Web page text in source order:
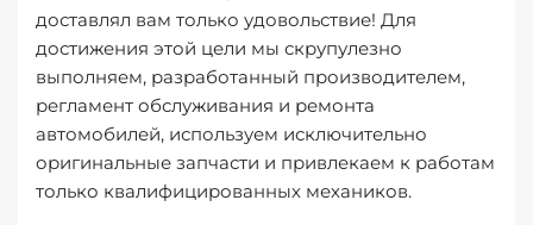
доставлял вам только удовольствие! Для
достижения этой цели мы скрупулезно
выполняем, разработанный производителем,
регламент обслуживания и ремонта
автомобилей, используем исключительно
оригинальные запчасти и привлекаем к работам
только квалифицированных механиков.